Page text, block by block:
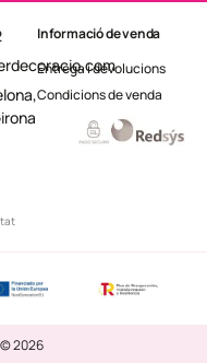
Informació de venda
Entrega i devolucions
Condicions de venda
© 2026